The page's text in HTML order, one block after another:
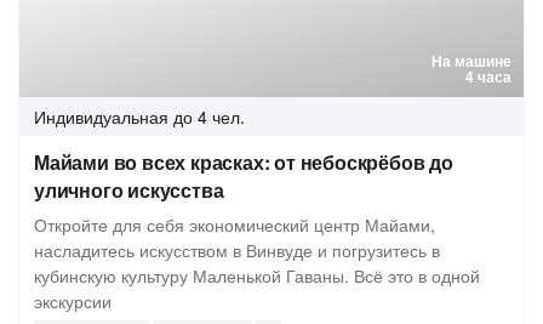
На машине
4 часа
Индивидуальная до 4 чел.
Майами во всех красках: от небоскрёбов до
уличного искусства
Откройте для себя экономический центр Майами,
насладитесь искусством в Винвуде и погрузитесь в
кубинскую культуру Маленькой Гаваны. Всё это в одной
экскурсии